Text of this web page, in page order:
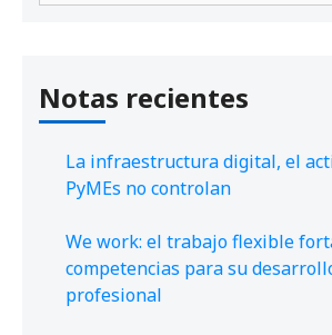
Notas recientes
La infraestructura digital, el
PyMEs no controlan
We work: el trabajo flexible
competencias para su
profesional